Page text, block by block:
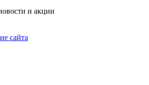
и акции
сайта